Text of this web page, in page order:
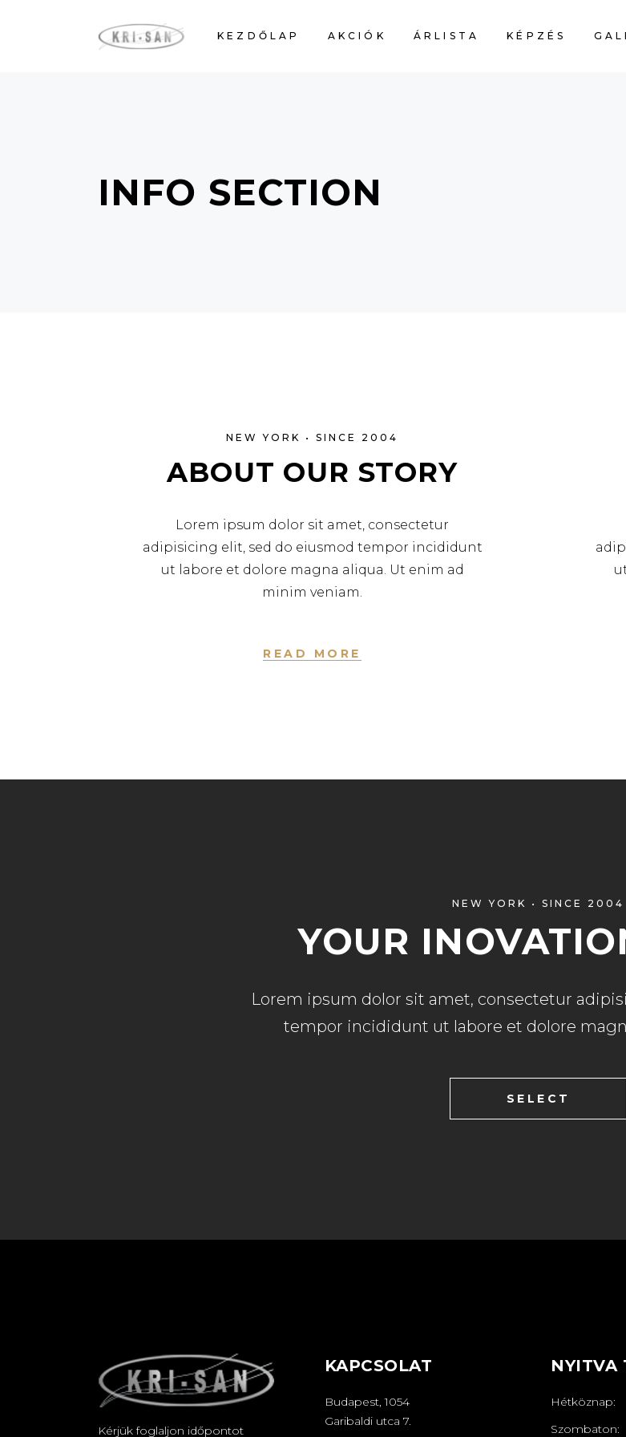
KEZDŐLAP AKCIÓK ÁRLISTA KÉPZÉS
INFO SECTION
NEW YORK • SINCE 2004
ABOUT OUR STORY
Lorem ipsum dolor sit amet, consectetur
adipisicing elit, sed do eiusmod tempor incididunt
ut labore et dolore magna aliqua. Ut enim ad
minim veniam.
READ MORE
NEW YORK • SINCE 2004
YOUR
Lorem ipsum dolor sit amet, consectetur
tempor incididunt ut labore et dolore
SELECT
Kérjük foglaljon időpontot
KAPCSOLAT
Budapest, 1054
Garibaldi utca 7.
NYITVA
Hétköznap: